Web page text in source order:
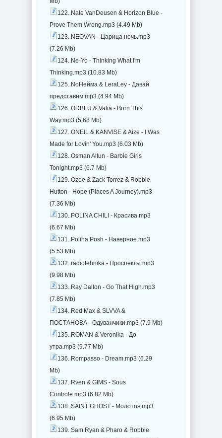
122. Nate VanDeusen & Horizon Blue -
Prove Them Wrong.mp3 (4.49 Mb)
123. NEOVAN - Царица ночь.mp3
(7.26 Mb)
124. Ne-Yo - Thinking What I'm
Thinking.mp3 (10.83 Mb)
125. NoНейма & LeraLey - Давай
представим.mp3 (4.94 Mb)
126. ODBLU & Valia - Born This
Way.mp3 (5.68 Mb)
127. ONEIL & KANVISE & Aize - I Was
Made for Lovin' You.mp3 (6.03 Mb)
128. Osman Altun - Barbie Girls
Tonight.mp3 (6.7 Mb)
129. Ozee & Zack Torrez & Robbie
Hutton - Hope (Places A Journey).mp3
(7.36 Mb)
130. POLINA CHILI - Красива.mp3
(6.67 Mb)
131. Polina Posh - Наверное.mp3
(5.53 Mb)
132. radiotehnika - Проспекты.mp3
(9.98 Mb)
133. Ray Dalton - Go That High.mp3
(7.85 Mb)
134. Red Max & SLVVA &
ПОСТАНОВА - Одуванчики.mp3 (7.9 Mb)
135. ROMAN & Veronika - До
утра.mp3 (9.77 Mb)
136. Rompasso - Dream.mp3 (6.29
Mb)
137. Rven & GIMS - Sous
Controle.mp3 (6.82 Mb)
138. SAINT GHOST - Молотов.mp3
(6.95 Mb)
139. Sam Ryan & Pharo & Robbie